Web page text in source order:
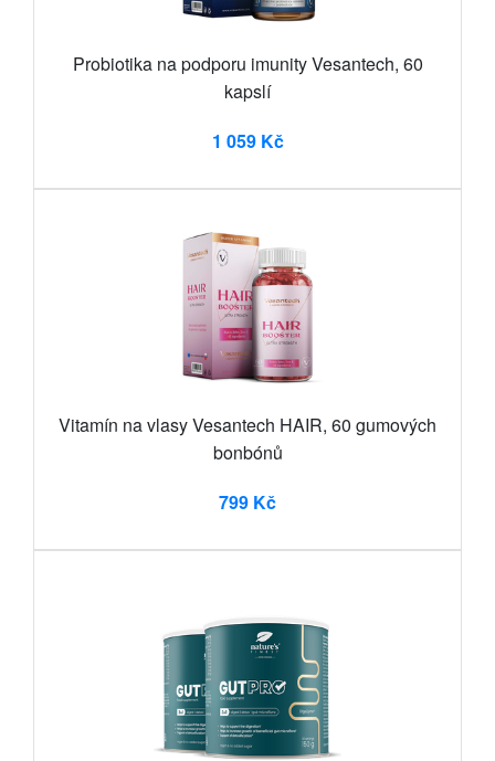
Probiotika na podporu imunity Vesantech, 60
kapslí
1 059 Kč
Vitamín na vlasy Vesantech HAIR, 60 gumových
bonbónů
799 Kč